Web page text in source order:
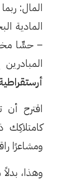
المال:
المادية
– حسٍّا
اقترح أن
ومشاعرًا
وهذا،